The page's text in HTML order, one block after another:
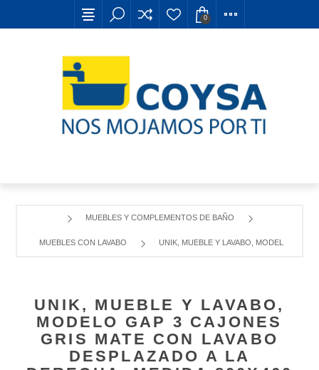
0
MUEBLES Y COMPLEMENTOS DE BAÑO
MUEBLES CON LAVABO UNIK, MUEBLE Y LAVABO, MODELO GAP
UNIK, MUEBLE Y LAVABO,
MODELO GAP 3 CAJONES
GRIS MATE CON LAVABO
DESPLAZADO A LA